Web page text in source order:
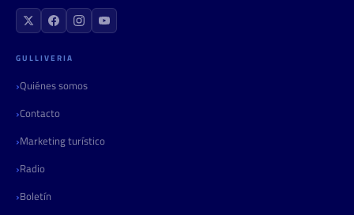
GULLIVERIA
Quiénes somos
Contacto
Marketing turístico
Radio
Boletín